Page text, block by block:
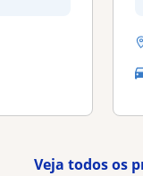
Veja todos os